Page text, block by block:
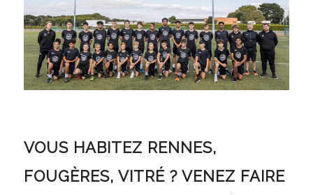
VOUS HABITEZ RENNES,
FOUGÈRES, VITRÉ ? VENEZ FAIRE